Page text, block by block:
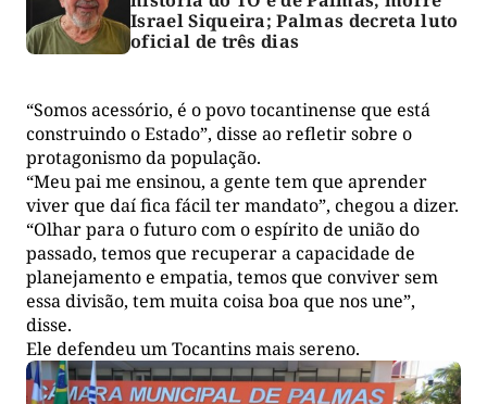
Israel Siqueira; Palmas decreta luto
oficial de três dias
“Somos acessório, é o povo tocantinense que está
construindo o Estado”, disse ao refletir sobre o
protagonismo da população.
“Meu pai me ensinou, a gente tem que aprender
viver que daí fica fácil ter mandato”, chegou a dizer.
“Olhar para o futuro com o espírito de união do
passado, temos que recuperar a capacidade de
planejamento e empatia, temos que conviver sem
essa divisão, tem muita coisa boa que nos une”,
disse.
Ele defendeu um Tocantins mais sereno.